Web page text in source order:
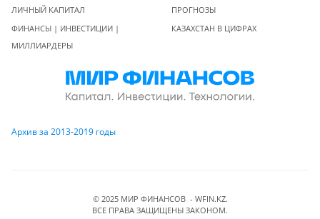
ЛИЧНЫЙ КАПИТАЛ
ФИНАНСЫ | ИНВЕСТИЦИИ |
МИЛЛИАРДЕРЫ
ПРОГНОЗЫ
КАЗАХСТАН В ЦИФРАХ
Архив за 2013-2019 годы
© 2025 МИР ФИНАНСОВ - WFIN.KZ.
ВСЕ ПРАВА ЗАЩИЩЕНЫ ЗАКОНОМ.